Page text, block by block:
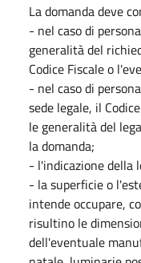
La domanda deve
- nel caso di
generalità del
Codice Fiscale o
- nel caso di
sede legale, il
le generalità del
la domanda;
- l'indicazione della
- la superficie o
intende occupare,
risultino le
dell'eventuale